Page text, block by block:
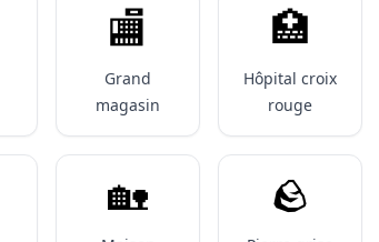
🏬
Grand
magasin
🏥
Hôpital croix
rouge
🏡 🪨